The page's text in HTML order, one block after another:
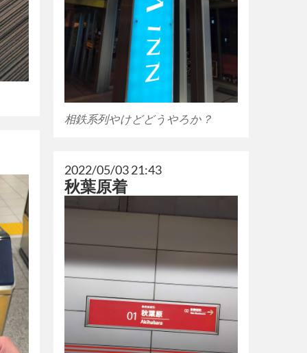
相鉄系列やけどどうやろか？
2022/05/03 21:43
秋葉原着